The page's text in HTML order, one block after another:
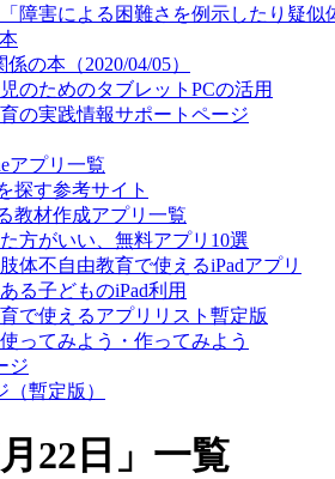
障害による困難さを例示したり疑似
の本（2020/04/05）
のためのタブレットPCの活用
の実践情報サポートページ
アプリ一覧
探す参考サイト
教材作成アプリ一覧
方がいい、無料アプリ10選
肢体不自由教育で使えるiPadアプリ
る子どものiPad利用
で使えるアプリリスト暫定版
ってみよう・作ってみよう
ジ
暫定版）
22日 」 一覧